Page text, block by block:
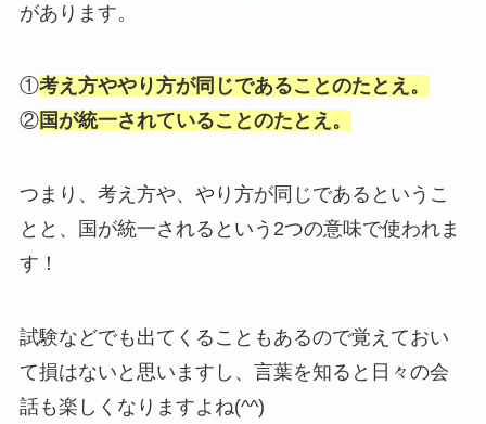
があります。
①考え方ややり方が同じであることのたとえ。
②国が統一されていることのたとえ。
つまり、考え方や、やり方が同じであるというこ
とと、国が統一されるという2つの意味で使われま
す！
試験などでも出てくることもあるので覚えておい
て損はないと思いますし、言葉を知ると日々の会
話も楽しくなりますよね(^^)